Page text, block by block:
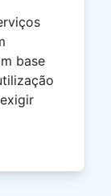
base